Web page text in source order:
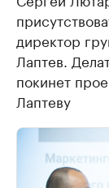
директор
Лаптев.
покинет
Лаптеву